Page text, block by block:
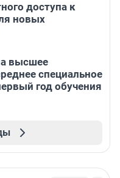
доступа к
новых
высшее
специальное
год обучения